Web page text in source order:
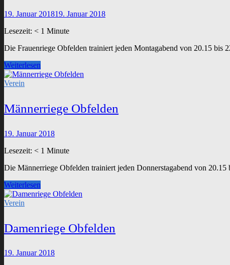
19. Januar 201819. Januar 2018
Lesezeit: < 1 Minute
Die Frauenriege Obfelden trainiert jeden Montagabend von 20.15
Frauenriege
Obfelden
Weiterlesen
Verein
Männerriege Obfelden
19. Januar 2018
Lesezeit: < 1 Minute
Die Männerriege Obfelden trainiert jeden Donnerstagabend von
Männerriege
Obfelden
Weiterlesen
Verein
Damenriege Obfelden
19. Januar 2018